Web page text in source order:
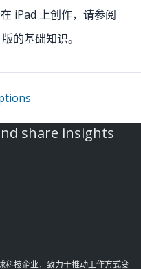
iPad 上创作，请参阅
的基础知识。
share insights
技企业，致力于推动工作方式变